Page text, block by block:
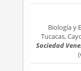
Biología y
Tucacas,
Sociedad